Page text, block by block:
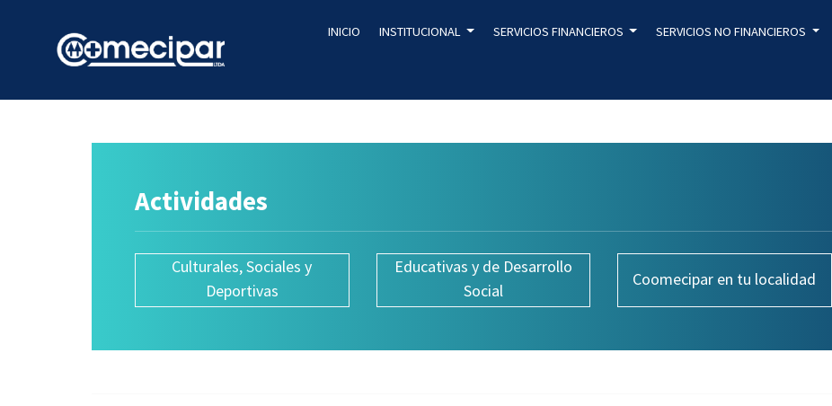
INICIO INSTITUCIONAL SERVICIOS FINANCIEROS SERVICIOS NO FINANCIEROS
Actividades
Culturales, Sociales y
Deportivas
Educativas y de Desarrollo
Social
Coomecipar en tu localidad